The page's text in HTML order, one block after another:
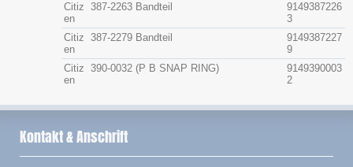
Citiz
en
387-2263 Bandteil
9149387226
3
Citiz
en
387-2279 Bandteil
9149387227
9
Citiz
en
390-0032 (P B SNAP RING)
9149390003
2
Kontakt & Anschrift